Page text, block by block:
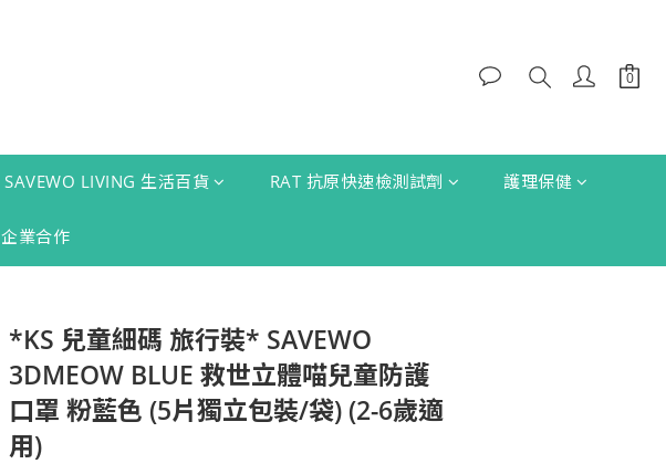
SAVEWO LIVING 生活百貨 RAT 抗原快速檢測試劑 護理保健
企業合作
*KS 兒童細碼 旅行裝* SAVEWO
3DMEOW BLUE 救世立體喵兒童防護
口罩 粉藍色 (5片獨立包裝/袋) (2-6歲適
用)